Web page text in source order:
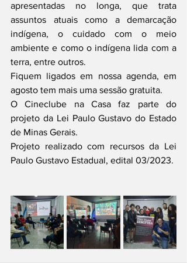
apresentadas no longa, que trata
assuntos atuais como a demarcação
indígena, o cuidado com o meio
ambiente e como o indígena lida com a
terra, entre outros.
Fiquem ligados em nossa agenda, em
agosto tem mais uma sessão gratuita.
O Cineclube na Casa faz parte do
projeto da Lei Paulo Gustavo do Estado
de Minas Gerais.
Projeto realizado com recursos da Lei
Paulo Gustavo Estadual, edital 03/2023.